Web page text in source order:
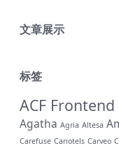
文章展示
标签
ACF
Agatha Agria Altesa
Carefuse Cariotels Carveo